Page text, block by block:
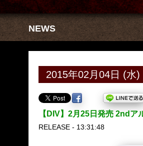
NEWS
2015年02月04日 (水)
【DIV】2月25日発売 2nd
RELEASE - 13:31:48